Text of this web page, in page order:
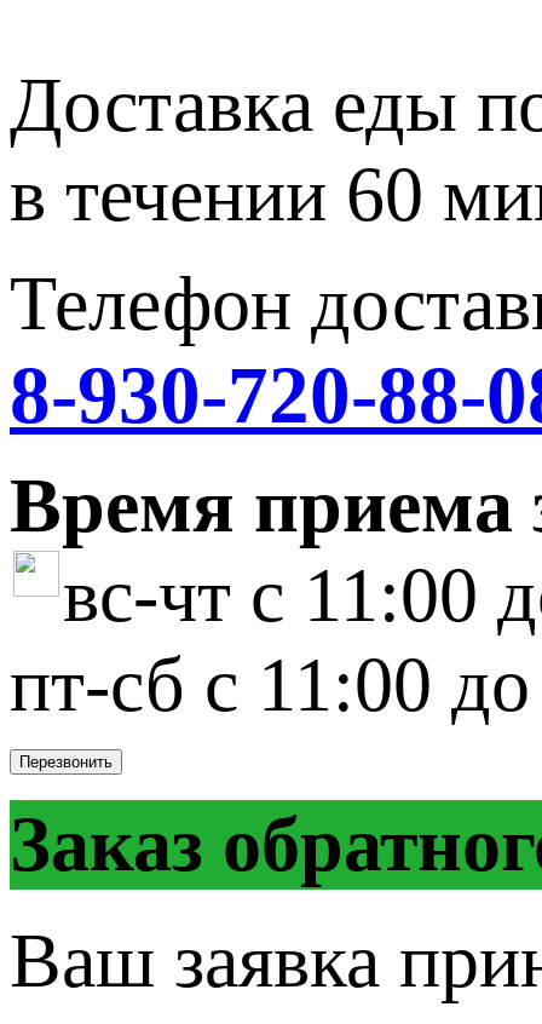
Доставка еды
в течении 60
Телефон
8-930-720-88-
Время приема
вс-чт с 11:00
пт-сб с 11:00
Перезвонить
Заказ
Ваш заявка